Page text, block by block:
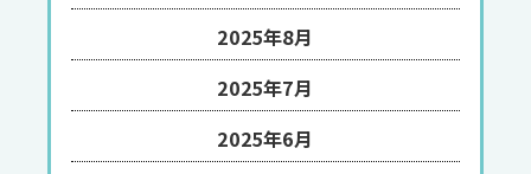
2025年8月
2025年7月
2025年6月